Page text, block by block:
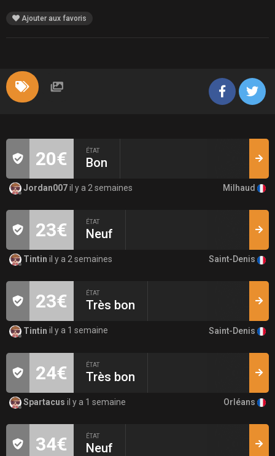
Ajouter aux favoris
20€ ÉTAT
Bon
Jordan007il y a 2 semaines Milhaud
23€ ÉTAT
Neuf
Tintin il y a 2 semaines Saint-Denis
23€ ÉTAT
Très bon
Tintin il y a 1 semaine Saint-Denis
24€ ÉTAT
Très bon
Spartacus il y a 1 semaine Orléans
34€ ÉTAT
Neuf